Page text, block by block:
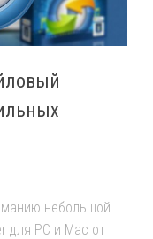
небольшой
для PC и Mac от